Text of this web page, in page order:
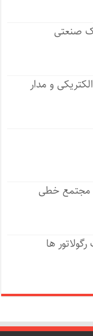
صنعتی
و مدار
مجتمع خطی
ها